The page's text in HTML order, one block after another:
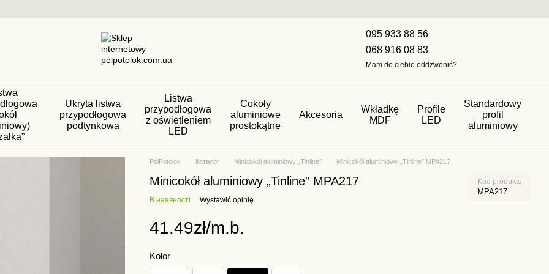
095 933 88 56
068 916 08 83
Mam do ciebie oddzwonić?
Ukryta listwa
przypodłogowa
podtynkowa
Listwa
przypodłogowa
z oświetleniem
LED
Cokoły
aluminiowe
prostokątne
Akcesoria
Wkładkę
MDF
Profile
LED
Standardowy
profil
aluminiowy
PolPotolok Каталог Minicokół aluminiowy „Tinline” Minicokół aluminiowy „Tinline” MPA217
Minicokół aluminiowy „Tinline” MPA217 Kod produktu
MPA217
В наявності Wystawić opinię
41.49zł/m.b.
Kolor